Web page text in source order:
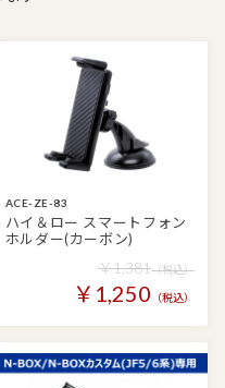
ACE-ZE-83
ハイ＆ロー スマートフォン
ホルダー(カーボン)
￥1,381（税込）
￥1,250 （税込）